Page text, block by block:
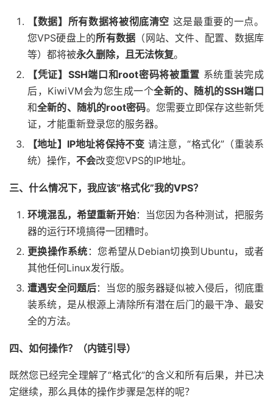
【数据】所有数据将被彻底清空 这是最重要的一点。
您VPS硬盘上的所有数据 （网站、文件、配置、数据库
等）都将被永久删除，且无法恢复。
【凭证】SSH端口和root密码将被重置 系统重装完成
后，KiwiVM会为您生成一个全新的、随机的SSH端口
和全新的、随机的root密码。您需要立即保存这些新凭
证，才能重新登录您的服务器。
【地址】IP地址将保持不变 请注意，“格式化”（重装系
统）操作， 不会改变您VPS的IP地址。
三、什么情况下，我应该“格式化”我的VPS？
环境混乱，希望重新开始：当您因为各种测试，把服务
器的运行环境搞得一团糟时。
更换操作系统 ：您希望从Debian切换到Ubuntu，或者
其他任何Linux发行版。
遭遇安全问题后：当您的服务器疑似被入侵后，彻底重
装系统，是从根源上清除所有潜在后门的最干净、最安
全的方法。
四、如何操作？（内链引导）
既然您已经完全理解了“格式化”的含义和所有后果，并已决
定继续，那么具体的操作步骤是怎样的呢？